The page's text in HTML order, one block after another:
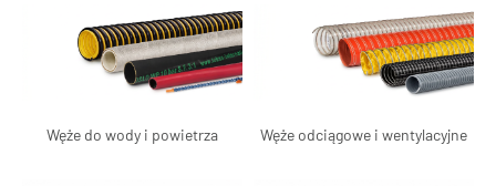
Węże do wody i powietrza Węże odciągowe i wentylacyjne